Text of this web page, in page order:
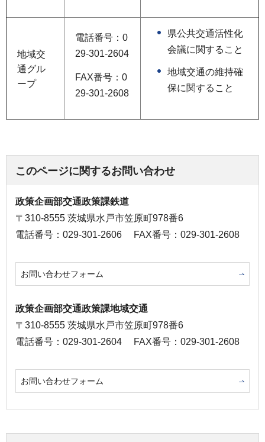
地域交
通グル
ープ
電話番号：0
29-301-2604
FAX番号：0
29-301-2608
県公共交通活性化
会議に関すること
地域交通の維持確
保に関すること
このページに関するお問い合わせ
政策企画部交通政策課鉄道
〒310-8555 茨城県水戸市笠原町978番6
電話番号：029-301-2606
FAX番号：029-301-2608
お問い合わせフォーム
政策企画部交通政策課地域交通
〒310-8555 茨城県水戸市笠原町978番6
電話番号：029-301-2604
FAX番号：029-301-2608
お問い合わせフォーム